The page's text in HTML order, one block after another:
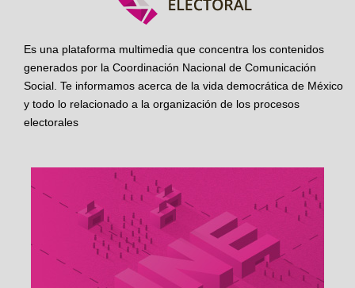
Es una plataforma multimedia que concentra los contenidos
generados por la Coordinación Nacional de Comunicación
Social. Te informamos acerca de la vida democrática de México
y todo lo relacionado a la organización de los procesos
electorales